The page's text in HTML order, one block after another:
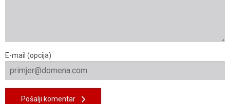
E-mail (opcija)
Pošalji komentar